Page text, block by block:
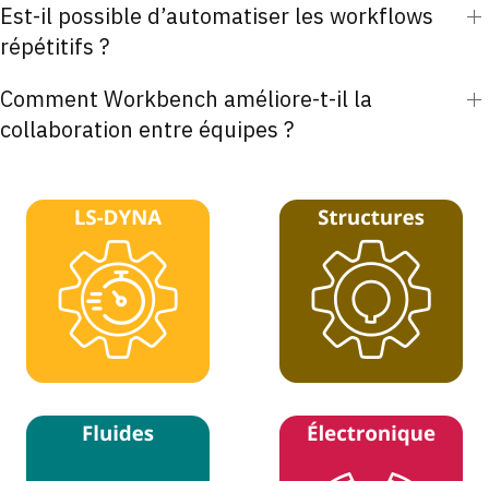
Est-il possible d’automatiser les workflows
répétitifs ?
Comment Workbench améliore-t-il la
collaboration entre équipes ?